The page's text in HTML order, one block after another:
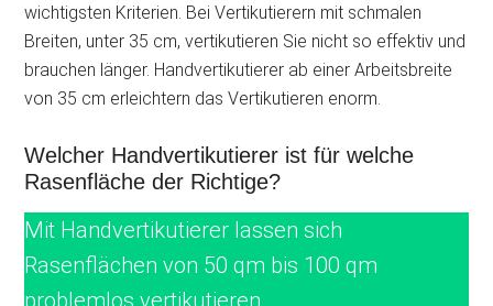
wichtigsten Kriterien. Bei Vertikutierern mit schmalen
Breiten, unter 35 cm, vertikutieren Sie nicht so effektiv und
brauchen länger. Handvertikutierer ab einer Arbeitsbreite
von 35 cm erleichtern das Vertikutieren enorm.
Welcher Handvertikutierer ist für welche
Rasenfläche der Richtige?
Mit Handvertikutierer lassen sich
Rasenflächen von 50 qm bis 100 qm
problemlos vertikutieren.